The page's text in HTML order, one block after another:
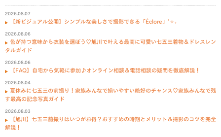
2026.08.07
【新ビジュアル公開】シンプルな美しさで撮影できる「Éclore」˚✧₊
2026.08.06
色が持つ意味から衣装を選ぼう♡旭川で叶える最高に可愛い七五三着物＆ドレスレン
タルガイド
2026.08.06
【FAQ】自宅から気軽に参加♪オンライン相談＆電話相談の疑問を徹底解説！
2026.08.04
夏休みに七五三の前撮り！家族みんなで揃いやすい絶好のチャンス♡家族みんなで残
す最高の記念写真ガイド
2026.08.03
【旭川】七五三前撮りはいつがお得？おすすめの時期とメリット＆撮影のコツを完全
解説！